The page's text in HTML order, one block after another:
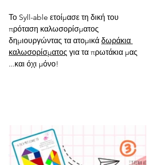
Το Syll-able ετοίμασε τη δική του
πρόταση καλωσορίσματος
δημιουργώντας τα ατομικά δωράκια
καλωσορίσματος για τα πρωτάκια μας
...και όχι μόνο!